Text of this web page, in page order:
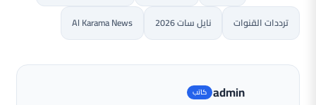
ترددات القنوات نايل سات 2026 Al Karama News
admin